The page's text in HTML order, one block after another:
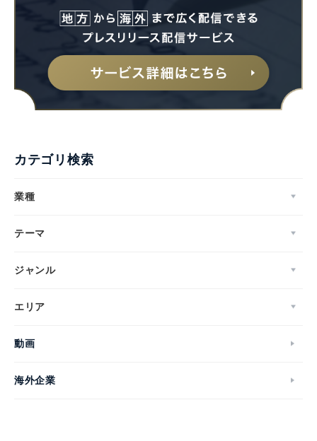
カテゴリ検索
業種
テーマ
ジャンル
エリア
動画
海外企業